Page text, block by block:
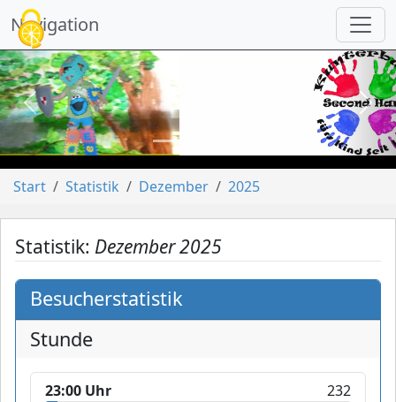
Navigation
vorheriges
Start Statistik Dezember 2025
Statistik: Dezember 2025
Besucherstatistik
Stunde
23:00 Uhr 232
Cookie-Einstellungen